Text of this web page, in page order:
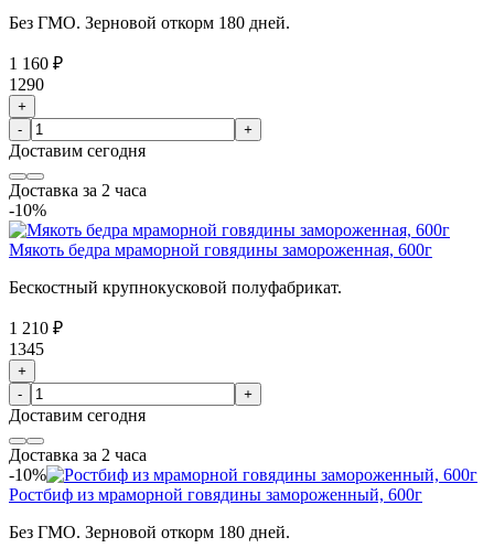
Без ГМО. Зерновой откорм 180 дней.
1 160 ₽
1290
+
-
+
Доставим сегодня
Доставка за 2 часа
-10%
Мякоть бедра мраморной говядины замороженная, 600г
Бескостный крупнокусковой полуфабрикат.
1 210 ₽
1345
+
-
+
Доставим сегодня
Доставка за 2 часа
-10%
Ростбиф из мраморной говядины замороженный, 600г
Без ГМО. Зерновой откорм 180 дней.